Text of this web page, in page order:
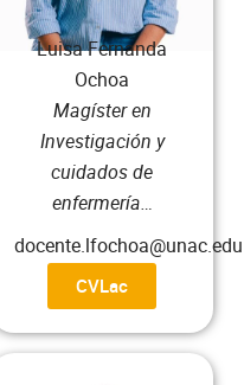
Luisa Fernanda
Ochoa
Magíster en
Investigación y
cuidados de
enfermería…
CVLac